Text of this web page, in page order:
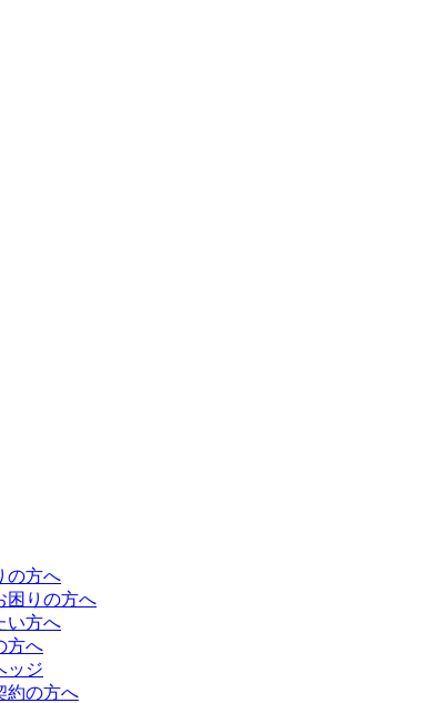
の方へ
困りの方へ
い方へ
方へ
ッジ
約の方へ